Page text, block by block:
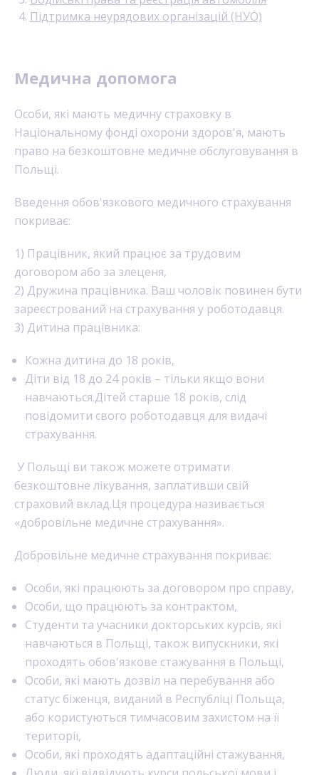
Підтримка неурядових організацій (НУО)
Медична допомога
Особи, які мають медичну страховку в
Національному фонді охорони здоров'я, мають
право на безкоштовне медичне обслуговування в
Польщі.
Введення обов'язкового медичного страхування
покриває:
1) Працівник, який працює за трудовим
договором або за злеценя,
2) Дружина працівника. Ваш чоловік повинен бути
зареєстрований на страхування у роботодавця.
3) Дитина працівника:
Кожна дитина до 18 років,
Діти від 18 до 24 років – тільки якщо вони
навчаються.Дітей старше 18 років, слід
повідомити свого роботодавця для видачі
страхування.
У Польщі ви також можете отримати
безкоштовне лікування, заплативши свій
страховий вклад.Ця процедура називається
«добровільне медичне страхування».
Добровільне медичне страхування покриває:
Особи, які працюють за договором про справу,
Особи, що працюють за контрактом,
Студенти та учасники докторських курсів, які
навчаються в Польщі, також випускники, які
проходять обов'язкове стажування в Польщі,
Особи, які мають дозвіл на перебування або
статус біженця, виданий в Республіці Польща,
або користуються тимчасовим захистом на її
території,
Особи, які проходять адаптаційні стажування,